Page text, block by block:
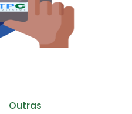
Outras